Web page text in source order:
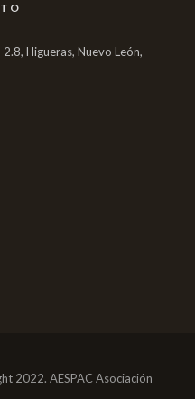
Higueras, Nuevo León,
2022. AESPAC Asociación